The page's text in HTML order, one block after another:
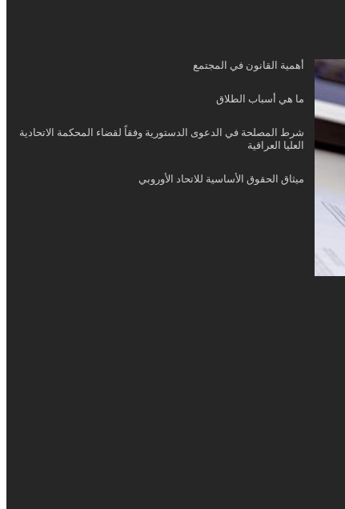
أهمية القانون في المجتمع
ما هي أسباب الطلاق
شرط المصلحة في الدعوى الدستورية وفقاً لقضاء المحكمة الاتحادية
العليا العراقية
ميثاق الحقوق الأساسية للاتحاد الأوروبي